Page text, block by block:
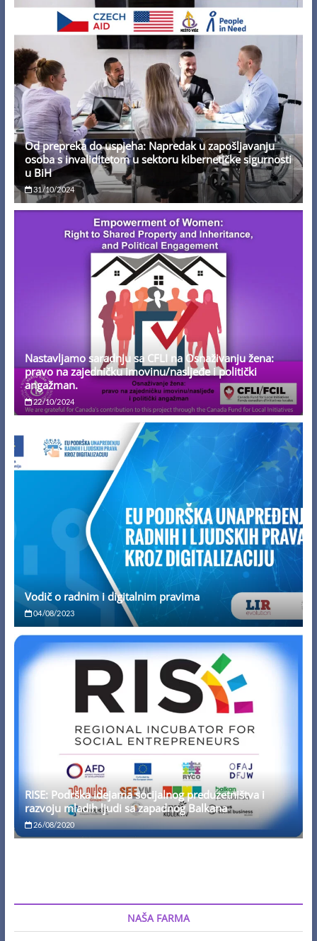
Od prepreka do uspjeha: Napredak u zapošljavanju
osoba s invaliditetom u sektoru kibernetičke sigurnosti
u BiH
31/10/2024
Nastavljamo saradnju sa CFLI na Osnaživanju žena:
pravo na zajedničku imovinu/nasljeđe i politički
angažman.
22/10/2024
Vodič o radnim i digitalnim pravima
04/08/2023
RISE: Podrška idejama socijalnog preduzetništva i
razvoju mladih ljudi sa zapadnog Balkana
26/08/2020
NAŠA FARMA